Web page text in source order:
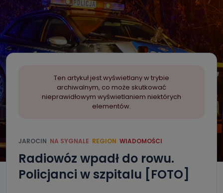
Ten artykuł jest wyświetlany w trybie
archiwalnym, co może skutkować
nieprawidłowym wyświetlaniem niektórych
elementów.
JAROCIN NA SYGNALE REGION WIADOMOŚCI
Radiowóz wpadł do rowu.
Policjanci w szpitalu [FOTO]